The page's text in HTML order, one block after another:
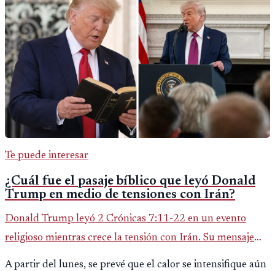
Te puede interesar
¿Cuál fue el pasaje bíblico que leyó Donald
Trump en medio de tensiones con Irán?
Donald Trump leyó 2 Crónicas 7:11-22 en un evento
religioso mientras crece la tensión con Irán. Su mensaje
reaviva el debate político, religioso y diplomático.
A partir del lunes, se prevé que el calor se intensifique aún